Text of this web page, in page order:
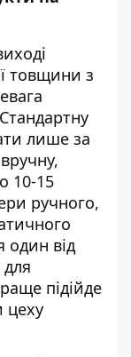
товщини з
лише за
10-15
ручного,
один від
підійде
цеху